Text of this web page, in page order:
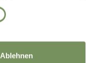
Ablehnen